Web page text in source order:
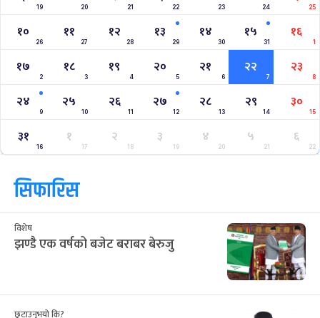
19 20 21 22 23 24 25
१०
26
११
27
१२
28
१३
29
१४
30
१५
31
१६
1
१७
2
१८
3
१९
4
२०
5
२१
6
२२
7
२३
8
२४
9
२५
10
२६
11
२७
12
२८
13
२९
14
३०
15
३१
16
१
17
२
18
३
19
४
20
५
21
६
22
सिफारिस
विशेष
झण्डै एक वर्षको बजेट बराबर बेरुजु
छुटाउनुभयो कि?